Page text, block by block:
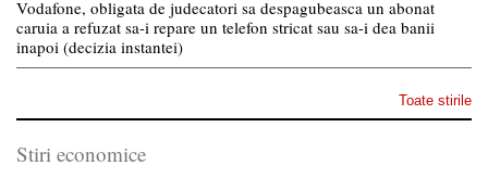
Vodafone, obligata de judecatori sa despagubeasca un abonat
caruia a refuzat sa-i repare un telefon stricat sau sa-i dea banii
inapoi (decizia instantei)
Toate stirile
Stiri economice